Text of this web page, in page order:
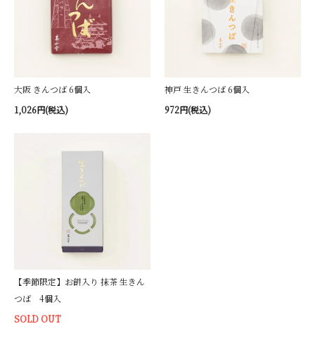
大阪 きんつば 6個入
1,026円(税込)
神戸 生きんつば 6個入
972円(税込)
【季節限定】お餅入り 抹茶 生きん
つば 4個入
SOLD OUT